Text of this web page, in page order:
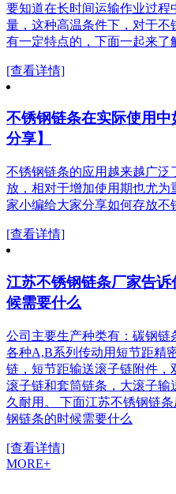
要知道在长时间运输作业过
量，这种高温条件下，对于
有一定特点的，下面一起来了
[查看详情]
不锈钢链条在实际使用
分享】
不锈钢链条的应用越来越广
放，相对于增加使用期也尤
家小编给大家分享如何存放不
[查看详情]
江苏不锈钢链条厂家告
候需要什么
公司主要生产种类有：碳钢链
各种A,B系列传动用短节距精
链，短节距输送滚子链附件
滚子链和套筒链条，大滚子
久耐用。 下面江苏不锈钢链
钢链条的时候需要什么
[查看详情]
MORE+